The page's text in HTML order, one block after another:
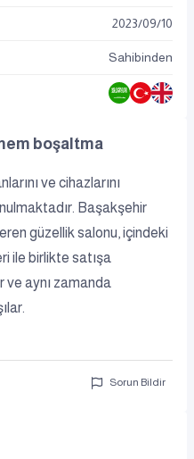
2023/09/10
Sahibinden
boşaltma
ve cihazlarını
Başakşehir
güzellik salonu, içindeki
ile birlikte satışa
ve aynı zamanda
Sorun Bildir